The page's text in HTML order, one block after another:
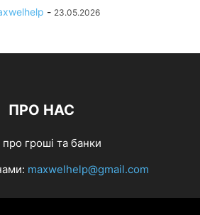
- 23.05.2026
ПРО НАС
гроші та банки
maxwelhelp@gmail.com